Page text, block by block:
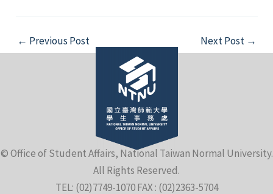
Post
navigation
← Previous Post Next Post →
© Office of Student Affairs, National Taiwan Normal University.
All Rights Reserved.
TEL: (02)7749-1070 FAX : (02)2363-5704